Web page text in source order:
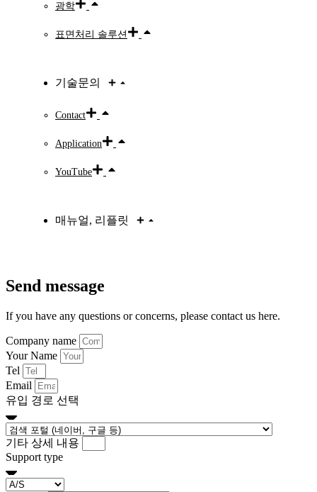
광학
표면처리 솔루션
기술문의
Contact
Application
YouTube
매뉴얼, 리플릿
Send message
If you have any questions or concerns, please contact us here.
Company name
Your Name
Tel
Email
유입 경로 선택
기타 상세 내용
Support type